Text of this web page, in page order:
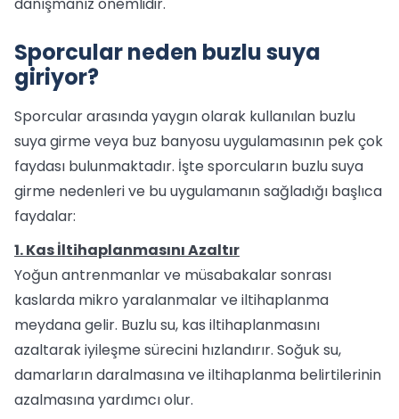
Sporcular neden buzlu suya
giriyor?
Sporcular arasında yaygın olarak kullanılan buzlu
suya girme veya buz banyosu uygulamasının pek çok
faydası bulunmaktadır. İşte sporcuların buzlu suya
girme nedenleri ve bu uygulamanın sağladığı başlıca
faydalar:
1. Kas İltihaplanmasını Azaltır
Yoğun antrenmanlar ve müsabakalar sonrası
kaslarda mikro yaralanmalar ve iltihaplanma
meydana gelir. Buzlu su, kas iltihaplanmasını
azaltarak iyileşme sürecini hızlandırır. Soğuk su,
damarların daralmasına ve iltihaplanma belirtilerinin
azalmasına yardımcı olur.